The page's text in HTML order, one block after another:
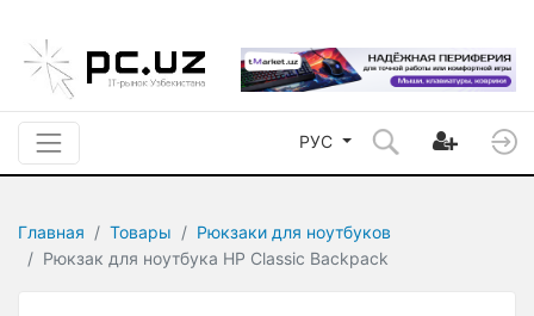
РУС
Главная Товары
Рюкзаки для ноутбуков
Рюкзак для ноутбука HP Classic Backpack